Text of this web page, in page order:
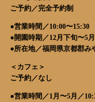
ご予約／完全予約制
●営業時間／10:00〜15:30
●開園時期／12月下旬〜5
●所在地／福岡県京都郡み
＜カフェ＞
ご予約／なし
●営業時間／1月〜5月／